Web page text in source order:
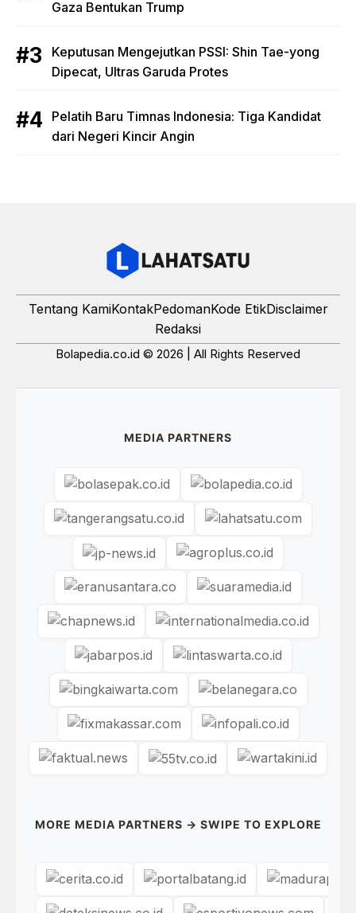
Gaza Bentukan Trump
Keputusan Mengejutkan PSSI: Shin Tae-yong
Dipecat, Ultras Garuda Protes
Pelatih Baru Timnas Indonesia: Tiga Kandidat
dari Negeri Kincir Angin
Tentang KamiKontakPedomanKode EtikDisclaimer
Redaksi
Bolapedia.co.id © 2026 | All Rights Reserved
MEDIA PARTNERS
MORE MEDIA PARTNERS → SWIPE TO EXPLORE